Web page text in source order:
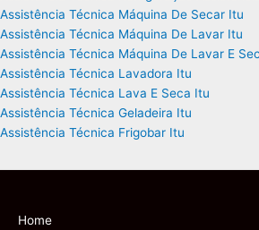
Assistência Técnica Máquina De Secar Itu
Assistência Técnica Máquina De Lavar Itu
Assistência Técnica Máquina De Lavar E
Assistência Técnica Lavadora Itu
Assistência Técnica Lava E Seca Itu
Assistência Técnica Geladeira Itu
Assistência Técnica Frigobar Itu
Home